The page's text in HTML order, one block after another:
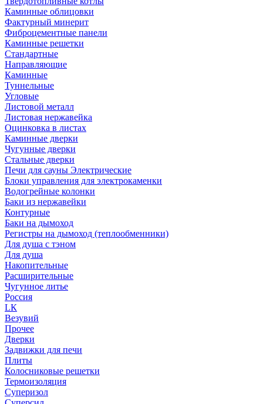
Каминные облицовки
Фактурный минерит
Фиброцементные панели
Каминные решетки
Стандартные
Направляющие
Каминные
Туннельные
Угловые
Листовой металл
Листовая нержавейка
Оцинковка в листах
Каминные дверки
Чугунные дверки
Стальные дверки
Печи для сауны Электрические
Блоки управления для электрокаменки
Водогрейные колонки
Баки из нержавейки
Контурные
Баки на дымоход
Регистры на дымоход (теплообменники)
Для душа с тэном
Для душа
Накопительные
Расширительные
Чугунное литье
Россия
LК
Везувий
Прочее
Дверки
Задвижки для печи
Плиты
Колосниковые решетки
Термоизоляция
Суперизол